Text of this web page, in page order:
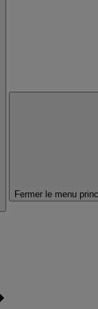
Fermer le menu